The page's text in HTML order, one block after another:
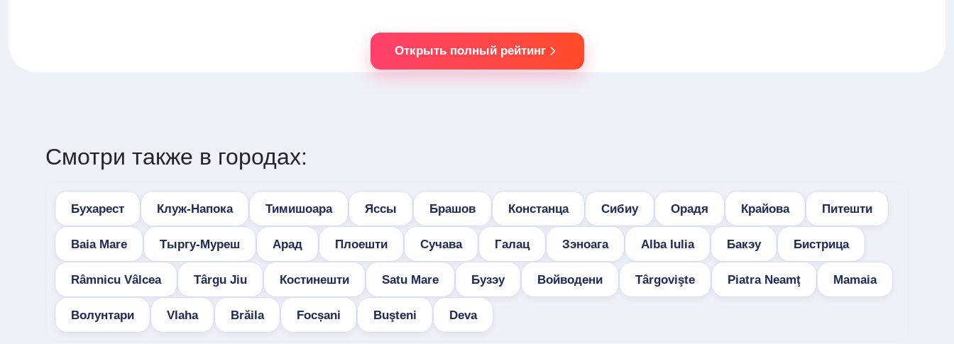
Открыть полный рейтинг
Смотри также в городах:
Бухарест Клуж-Напока Тимишоара Яссы Брашов Констанца Сибиу Орадя Крайова Питешти
Baia Mare Тыргу-Муреш Арад Плоешти Сучава Галац Зэноага Alba Iulia Бакэу Бистрица
Râmnicu Vâlcea Târgu Jiu Костинешти Satu Mare Бузэу Войводени Târgovişte Piatra Neamţ Mamaia
Волунтари Vlaha Brăila Focșani Buşteni Deva